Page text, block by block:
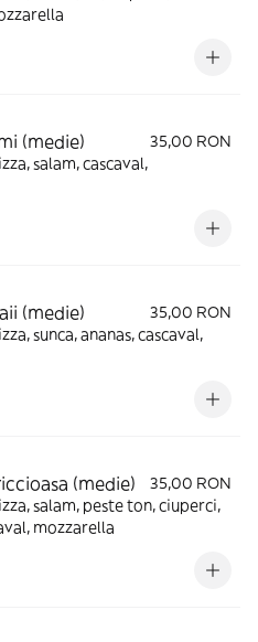
(medie)
35,00 RON
salam, cascaval,
(medie)
35,00 RON
sunca, ananas, cascaval,
(medie)
35,00 RON
salam, peste ton, ciuperci,
mozzarella